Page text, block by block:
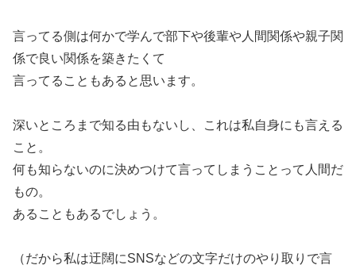
言ってる側は何かで学んで部下や後輩や人間関係や親子関
係で良い関係を築きたくて
言ってることもあると思います。
深いところまで知る由もないし、これは私自身にも言える
こと。
何も知らないのに決めつけて言ってしまうことって人間だ
もの。
あることもあるでしょう。
（だから私は迂闊にSNSなどの文字だけのやり取りで言